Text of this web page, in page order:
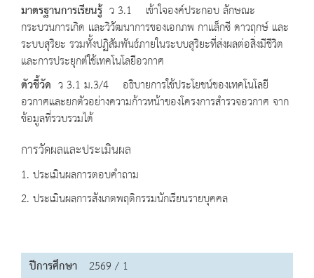
มาตรฐานการเรียนรู้ ว 3.1 เข้าใจองค์ประกอบ ลักษณะ
กระบวนการเกิด และวิวัฒนาการของเอกภพ กาแล็กซี ดาวฤกษ์ และ
ระบบสุริยะ รวมทั้งปฏิสัมพันธ์ภายในระบบสุริยะที่ส่งผลต่อสิ่งมีชีวิต
และการประยุกต์ใช้เทคโนโลยีอวกาศ
ตัวชี้วัด ว 3.1 ม.3/4 อธิบายการใช้ประโยชน์ของเทคโนโลยี
อวกาศและยกตัวอย่างความก้าวหน้าของโครงการสำรวจอวกาศ จาก
ข้อมูลที่รวบรวมได้
การวัดผลและประเมินผล
1. ประเมินผลการตอบคำถาม
2. ประเมินผลการสังเกตพฤติกรรมนักเรียนรายบุคคล
ปีการศึกษา 2569 / 1